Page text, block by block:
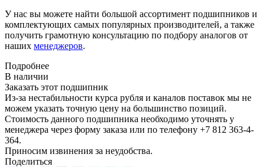
У нас вы можете найти большой ассортимент подшипников и
комплектующих самых популярных производителей, а также
получить грамотную консультацию по подбору аналогов от
наших менеджеров.
Подробнее
В наличии
Заказать этот подшипник
Из-за нестабильности курса рубля и каналов поставок мы не
можем указать точную цену на большинство позиций.
Стоимость данного подшипника необходимо уточнять у
менеджера через форму заказа или по телефону +7 812 363-4-
364.
Приносим извинения за неудобства.
Поделиться